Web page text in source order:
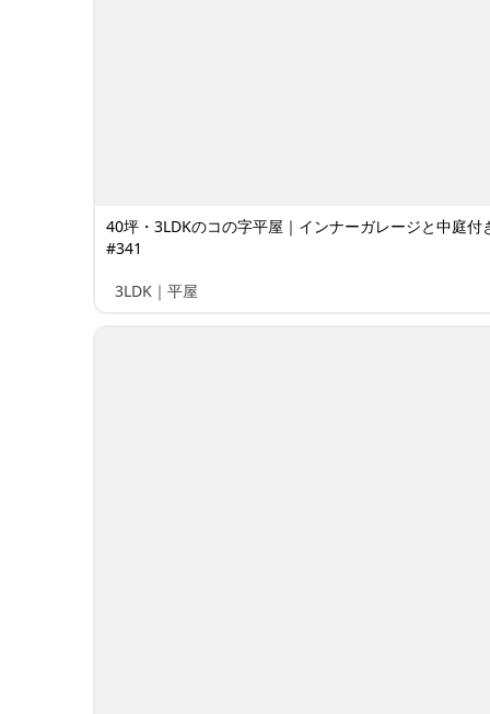
40坪・3LDKのコの字平屋｜インナーガレージと中庭付
#341
3LDK｜平屋